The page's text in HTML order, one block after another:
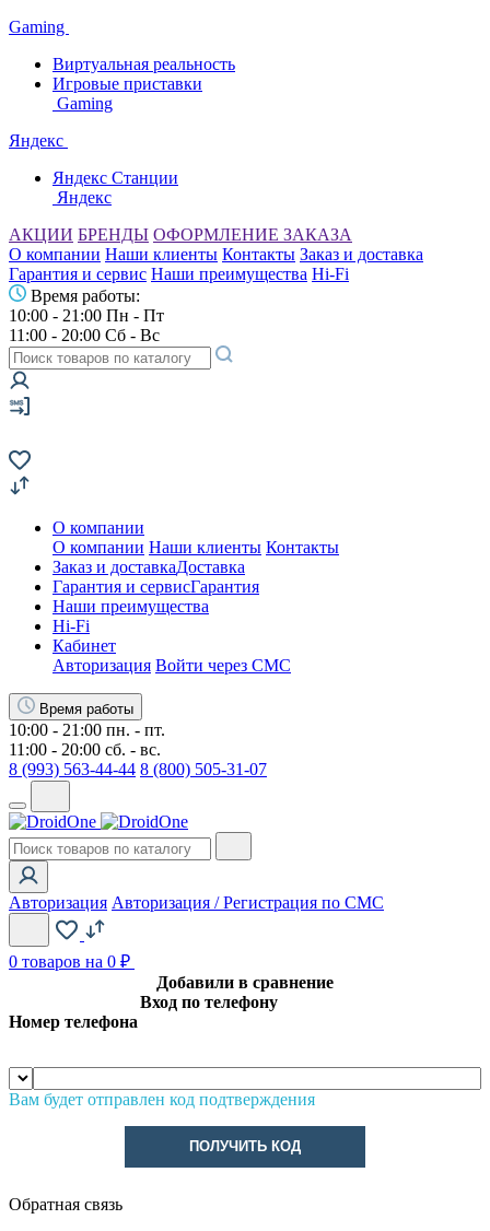
Gaming
Виртуальная реальность
Игровые приставки
Gaming
Яндекс
Яндекс Станции
Яндекс
АКЦИИ БРЕНДЫ ОФОРМЛЕНИЕ ЗАКАЗА
О компании Наши клиенты Контакты Заказ и доставка
Гарантия и сервис Наши преимущества Hi-Fi
Время работы:
10:00 - 21:00 Пн - Пт
11:00 - 20:00 Сб - Вс
О компании
О компании Наши клиенты Контакты
Заказ и доставкаДоставка
Гарантия и сервисГарантия
Наши преимущества
Hi-Fi
Кабинет
Авторизация Войти через СМС
Время работы
10:00 - 21:00 пн. - пт.
11:00 - 20:00 сб. - вс.
8 (993) 563-44-44 8 (800) 505-31-07
Авторизация Авторизация / Регистрация по СМС
0 товаров на 0 ₽
Добавили в сравнение
Вход по телефону
Номер телефона
Вам будет отправлен код подтверждения
ПОЛУЧИТЬ КОД
Обратная связь